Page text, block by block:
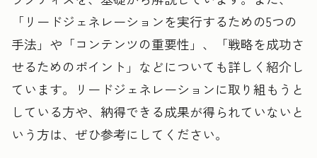
「リードジェネレーションを実行するための5つの
手法」や「コンテンツの重要性」、「戦略を成功さ
せるためのポイント」などについても詳しく紹介し
ています。リードジェネレーションに取り組もうと
している方や、納得できる成果が得られていないと
いう方は、ぜひ参考にしてください。